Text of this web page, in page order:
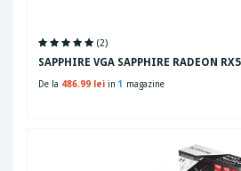
(2)
SAPPHIRE VGA SAPPHIRE RADEON
De la 486.99 lei in 1 magazine